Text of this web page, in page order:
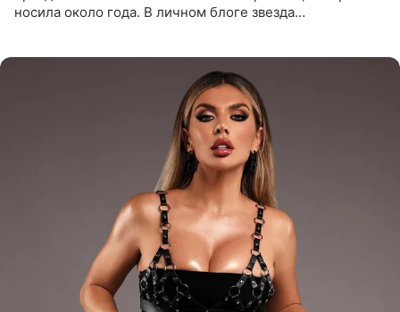
носила около года. В личном блоге звезда